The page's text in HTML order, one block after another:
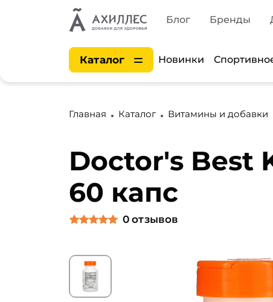
Блог Бренды
Каталог Новинки
Главная Каталог Витамины и добавки
Doctor's Best
60 капс
0 отзывов